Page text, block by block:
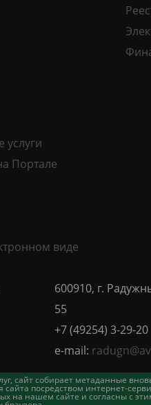
сайт собирает метаданные
сайта посредством интернет-
на нашем сайте и согласны с
услуги
Портале
виде
600910, г.
55
+7 (49254) 3-29-20
e-mail: